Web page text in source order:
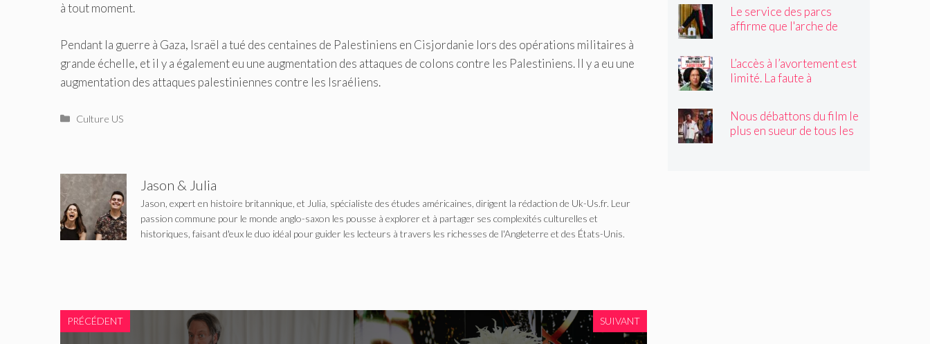
à tout moment.
Pendant la guerre à Gaza, Israël a tué des centaines de Palestiniens en Cisjordanie lors des opérations militaires à
grande échelle, et il y a également eu une augmentation des attaques de colons contre les Palestiniens. Il y a eu une
augmentation des attaques palestiniennes contre les Israéliens.
Catégories
Culture US
Jason & Julia
Jason, expert en histoire britannique, et Julia, spécialiste des études américaines, dirigent la rédaction de Uk-Us.fr. Leur
passion commune pour le monde anglo-saxon les pousse à explorer et à partager ses complexités culturelles et
historiques, faisant d'eux le duo idéal pour guider les lecteurs à travers les richesses de l'Angleterre et des États-Unis.
PRÉCÉDENT SUIVANT
Le service des parcs
affirme que l'arche de
Pourrait-il être déplacé ?
L’accès à l’avortement est
limité. La faute à
Nous débattons du film le
plus en sueur de tous les